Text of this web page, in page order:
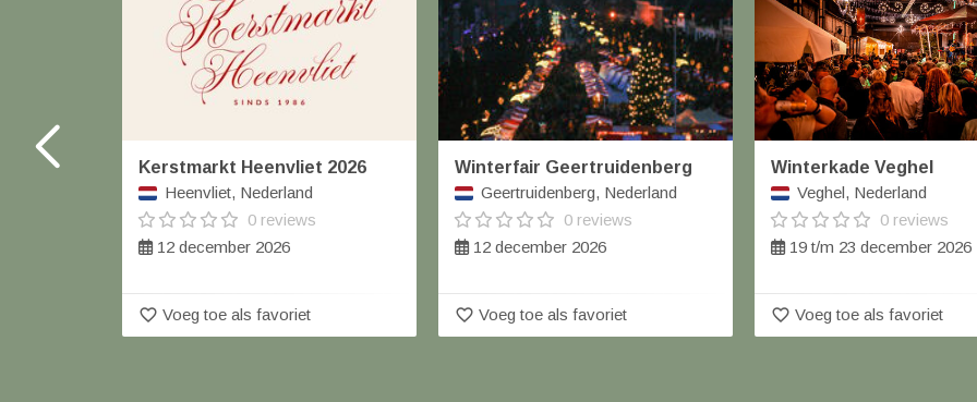
Kerstmarkt Heenvliet 2026
Heenvliet, Nederland
0 reviews
12 december 2026
favorite_border Voeg toe als favoriet
Winterfair Geertruidenberg
Geertruidenberg, Nederland
0 reviews
12 december 2026
favorite_border Voeg toe als favoriet
Winterkade Veghel
Veghel, Nederland
0 reviews
19 t/m 23 december 2026
favorite_border Voeg toe als favoriet